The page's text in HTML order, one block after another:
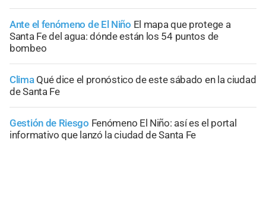
Ante el fenómeno de El Niño El mapa que protege a
Santa Fe del agua: dónde están los 54 puntos de
bombeo
Clima Qué dice el pronóstico de este sábado en la ciudad
de Santa Fe
Gestión de Riesgo Fenómeno El Niño: así es el portal
informativo que lanzó la ciudad de Santa Fe